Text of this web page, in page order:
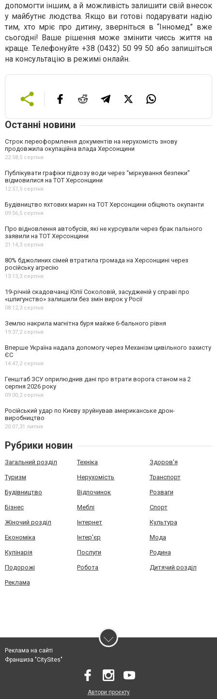
допомогти іншим, а й можливість залишити свій внесок
у майбутнє людства. Якщо ви готові подарувати надію
тим, хто мріє про дитину, зверніться в “Інномед” вже
сьогодні! Ваше рішення може змінити чиєсь життя на
краще. Телефонуйте +38 (0432) 50 99 50 або запишіться
на консультацію в режимі онлайн.
Останні новини
Строк переоформлення документів на нерухомість знову
продовжила окупаційна влада Херсонщини
22:58,5 серпня
Публікувати графіки підвозу води через “міркування безпеки”
відмовилися на ТОТ Херсонщини
12:57,5 серпня
Будівництво яхтових марин на ТОТ Херсонщини обіцяють окупанти
09:56,5 серпня
Про відновлення автобусів, які не курсували через брак пального
заявили на ТОТ Херсонщини
21:14,3 серпня
80% бджолиних сімей втратила громада на Херсонщині через
російську агресію
13:13,3 серпня
19-річній скадовчанці Юлії Соколовій, засудженій у справі про
«шпигунство» залишили без змін вирок у Росії
08:12,3 серпня
Землю накрила магнітна буря майже 6-бального рівня
19:37,2 серпня
Вперше Україна надала допомогу через Механізм цивільного захисту
ЄС
14:47,2 серпня
Генштаб ЗСУ оприлюднив дані про втрати ворога станом на 2
серпня 2026 року
09:00,2 серпня
Російський удар по Києву зруйнував американське дрон-
виробництво
20:07,31 липня
Рубрики новин
Загальний розділ Техніка Здоров'я
Туризм Нерухомість Транспорт
Будівництво Відпочинок Розваги
Бізнес Меблі Спорт
Жіночий розділ Інтернет Культура
Економіка Інтер'єр Мода
Кулінарія Послуги Родина
Подорожі Робота Дитячий розділ
Реклама
Реклама на сайті
Франшиза "CitySites"
Автори проєкту